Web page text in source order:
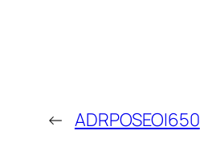
← ADRPOSEOI650